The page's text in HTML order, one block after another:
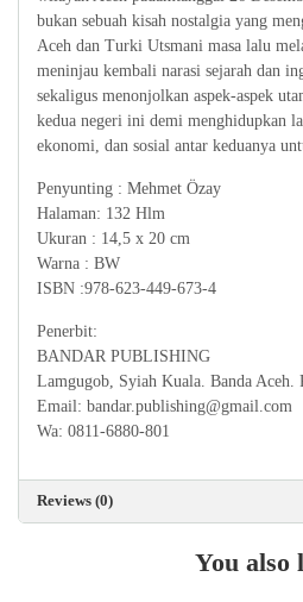
bukan sebuah kisah nostalgia yang
Aceh dan Turki Utsmani masa lalu
meninjau kembali narasi sejarah dan
sekaligus menonjolkan aspek-aspek
kedua negeri ini demi menghidupkan
ekonomi, dan sosial antar keduanya
Penyunting : Mehmet Özay
Halaman: 132 Hlm
Ukuran : 14,5 x 20 cm
Warna : BW
ISBN :978-623-449-673-4
Penerbit:
BANDAR PUBLISHING
Lamgugob, Syiah Kuala. Banda Aceh.
Email: bandar.publishing@gmail.com
Wa: 0811-6880-801
Reviews (0)
You also